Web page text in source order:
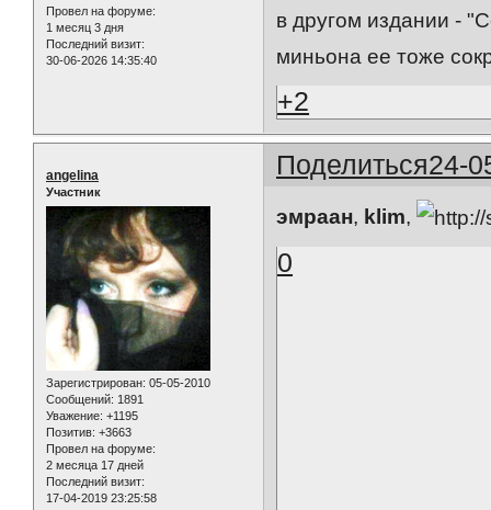
Провел на форуме:
1 месяц 3 дня
Последний визит:
30-06-2026 14:35:40
в другом издании -
миньона ее тоже
+2
Поделиться24-
angelina
Участник
Зарегистрирован: 05-05-2010
Сообщений: 1891
Уважение: +1195
Позитив: +3663
Провел на форуме:
2 месяца 17 дней
Последний визит:
17-04-2019 23:25:58
эмраан, klim,
0